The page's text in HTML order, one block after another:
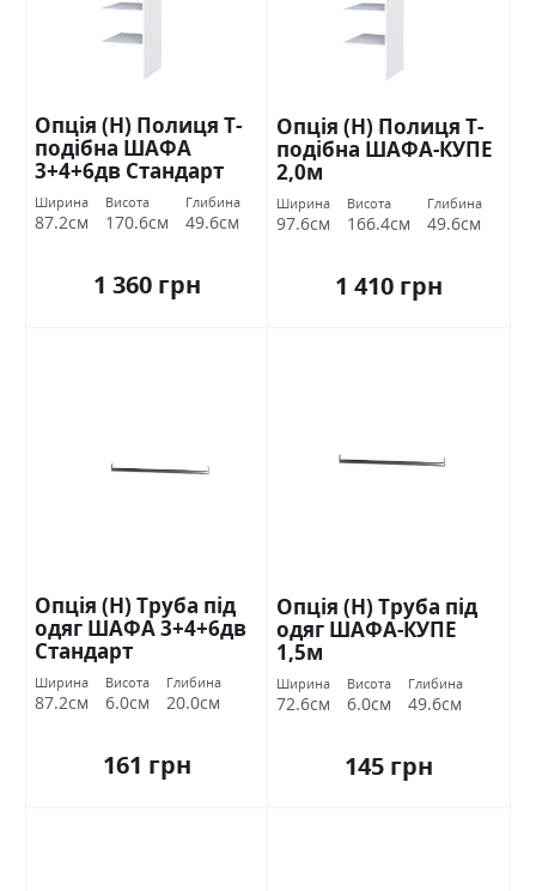
Опція (Н) Полиця Т-
подібна ШАФА
3+4+6дв Стандарт
Ширина
87.2см
Висота
170.6см
Глибина
49.6см
1 360 грн
Опція (Н) Полиця Т-
подібна ШАФА-КУПЕ
2,0м
Ширина
97.6см
Висота
166.4см
Глибина
49.6см
1 410 грн
Опція (Н) Труба під
одяг ШАФА 3+4+6дв
Стандарт
Ширина
87.2см
Висота
6.0см
Глибина
20.0см
161 грн
Опція (Н) Труба під
одяг ШАФА-КУПЕ
1,5м
Ширина
72.6см
Висота
6.0см
Глибина
49.6см
145 грн